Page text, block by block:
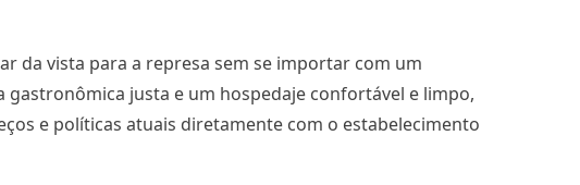
da vista para a represa sem se importar com um
justa e um hospedaje confortável e limpo,
e políticas atuais diretamente com o estabelecimento